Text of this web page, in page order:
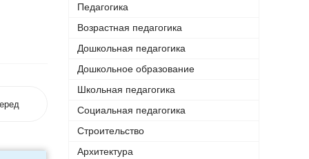
Педагогика
Возрастная педагогика
Дошкольная педагогика
Дошкольное образование
Школьная педагогика
Социальная педагогика
Строительство
Архитектура